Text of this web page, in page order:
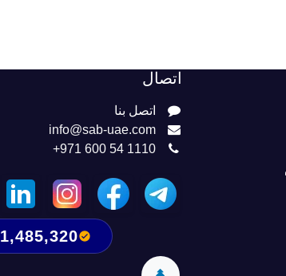
اتصال
اتصل بنا
info@sab-uae.com
+971 600 54 1110
1,485,320